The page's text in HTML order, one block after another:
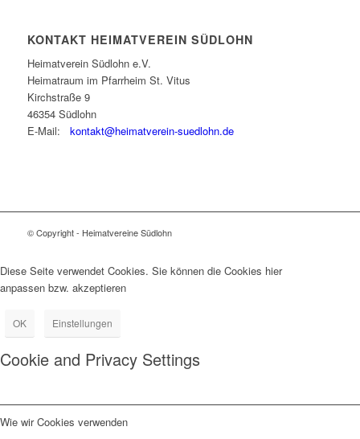
KONTAKT HEIMATVEREIN SÜDLOHN
Heimatverein Südlohn e.V.
Heimatraum im Pfarrheim St. Vitus
Kirchstraße 9
46354 Südlohn
E-Mail: kontakt@heimatverein-suedlohn.de
© Copyright - Heimatvereine Südlohn
Diese Seite verwendet Cookies. Sie können die Cookies hier
anpassen bzw. akzeptieren
OK Einstellungen
Cookie and Privacy Settings
Wie wir Cookies verwenden